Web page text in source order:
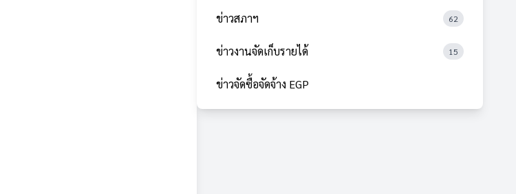
ข่าวสภาฯ 62
ข่าวงานจัดเก็บรายได้ 15
ข่าวจัดซื้อจัดจ้าง EGP